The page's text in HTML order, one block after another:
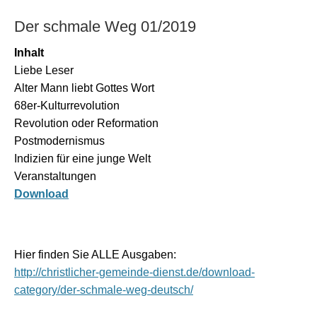
Der schmale Weg 01/2019
Inhalt
Liebe Leser
Alter Mann liebt Gottes Wort
68er-Kulturrevolution
Revolution oder Reformation
Postmodernismus
Indizien für eine junge Welt
Veranstaltungen
Download
Hier finden Sie ALLE Ausgaben:
http://christlicher-gemeinde-dienst.de/download-
category/der-schmale-weg-deutsch/